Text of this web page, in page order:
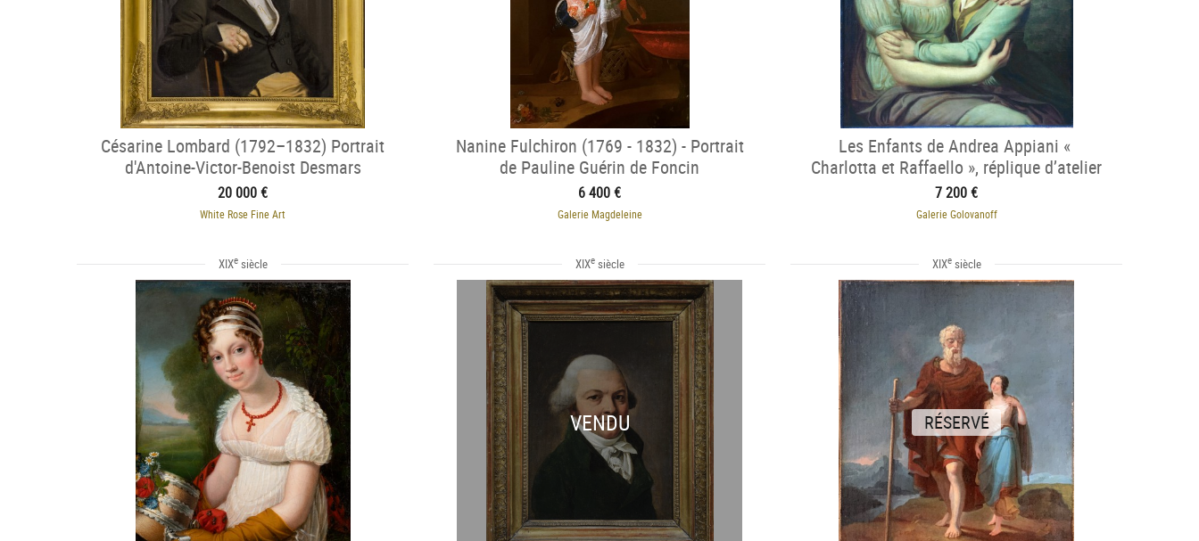
Césarine Lombard (1792–1832) Portrait
d'Antoine-Victor-Benoist Desmars
20 000 €
White Rose Fine Art
Nanine Fulchiron (1769 - 1832) - Portrait
de Pauline Guérin de Foncin
6 400 €
Galerie Magdeleine
Les Enfants de Andrea Appiani «
Charlotta et Raffaello », réplique d’atelier
7 200 €
Galerie Golovanoff
XIXesiècle XIXesiècle
VENDU
XIXesiècle
RÉSERVÉ